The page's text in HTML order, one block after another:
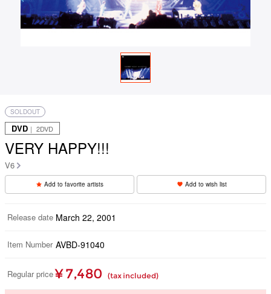
SOLDOUT
DVD ｜ 2DVD
VERY HAPPY!!!
V6
Add to favorite artists Add to wish list
Release date March 22, 2001
Item Number AVBD-91040
Regular price ¥ 7,480 (tax included)